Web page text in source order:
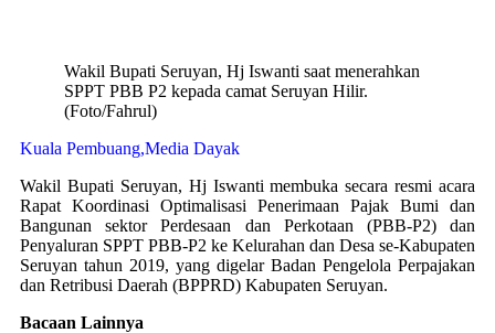
Wakil Bupati Seruyan, Hj Iswanti saat menerahkan
SPPT PBB P2 kepada camat Seruyan Hilir.
(Foto/Fahrul)
Kuala Pembuang,Media Dayak
Wakil Bupati Seruyan, Hj Iswanti membuka secara resmi acara
Rapat Koordinasi Optimalisasi Penerimaan Pajak Bumi dan
Bangunan sektor Perdesaan dan Perkotaan (PBB-P2) dan
Penyaluran SPPT PBB-P2 ke Kelurahan dan Desa se-Kabupaten
Seruyan tahun 2019, yang digelar Badan Pengelola Perpajakan
dan Retribusi Daerah (BPPRD) Kabupaten Seruyan.
Bacaan Lainnya